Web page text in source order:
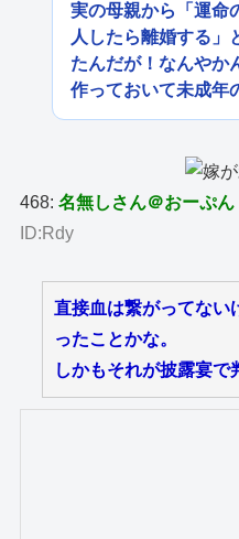
実の母親から「運命
人したら離婚する」
たんだが！なんやか
作っておいて未成年
468:名無しさん＠おーぷん
ID:Rdy
直接血は繋がってない
ったことかな。
しかもそれが披露宴で